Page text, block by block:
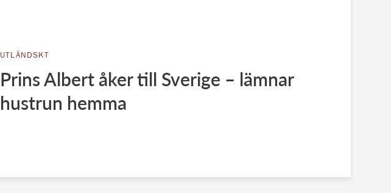
UTLÄNDSKT
Prins Albert åker till Sverige – lämnar
hustrun hemma